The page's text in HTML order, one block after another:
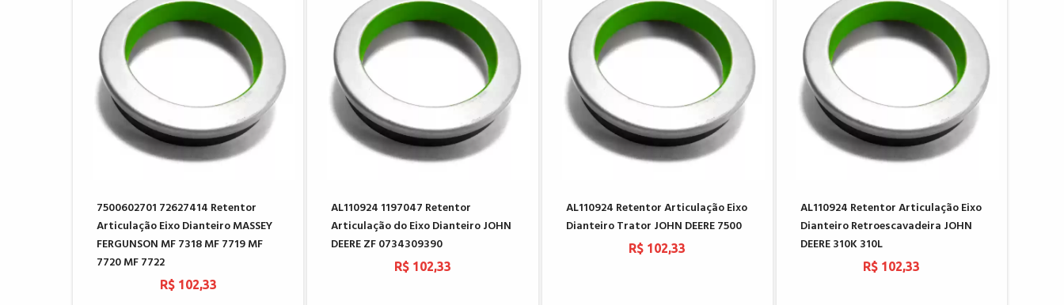
7500602701 72627414 Retentor
Articulação Eixo Dianteiro MASSEY
FERGUNSON MF 7318 MF 7719 MF
7720 MF 7722
R$ 102,33
AL110924 1197047 Retentor
Articulação do Eixo Dianteiro JOHN
DEERE ZF 0734309390
R$ 102,33
AL110924 Retentor Articulação Eixo
Dianteiro Trator JOHN DEERE 7500
R$ 102,33
AL110924 Retentor Articulação Eixo
Dianteiro Retroescavadeira JOHN
DEERE 310K 310L
R$ 102,33